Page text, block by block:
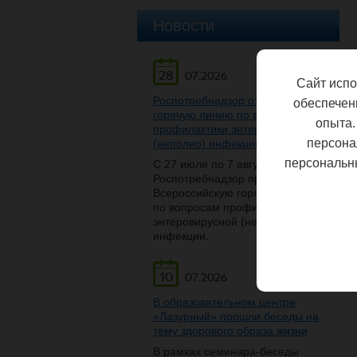
Новости
28
07.2026
Роспотребнадзор открывает
горячую линию по вопросам
профилактики энтеровирусной
(неполио) инфекции
С 27 июля по 7 августа
Роспотребнадзор проведет
Всероссийскую горячую линию
по вопросам профилактики
энтеровирусной (неполио)
инфекции.
10
07.2026
В образовательном центре
«Лазурный» прошли беседы на
тему здорового образа жизни
В рамках семинара-беседы
Сайт
опыта.